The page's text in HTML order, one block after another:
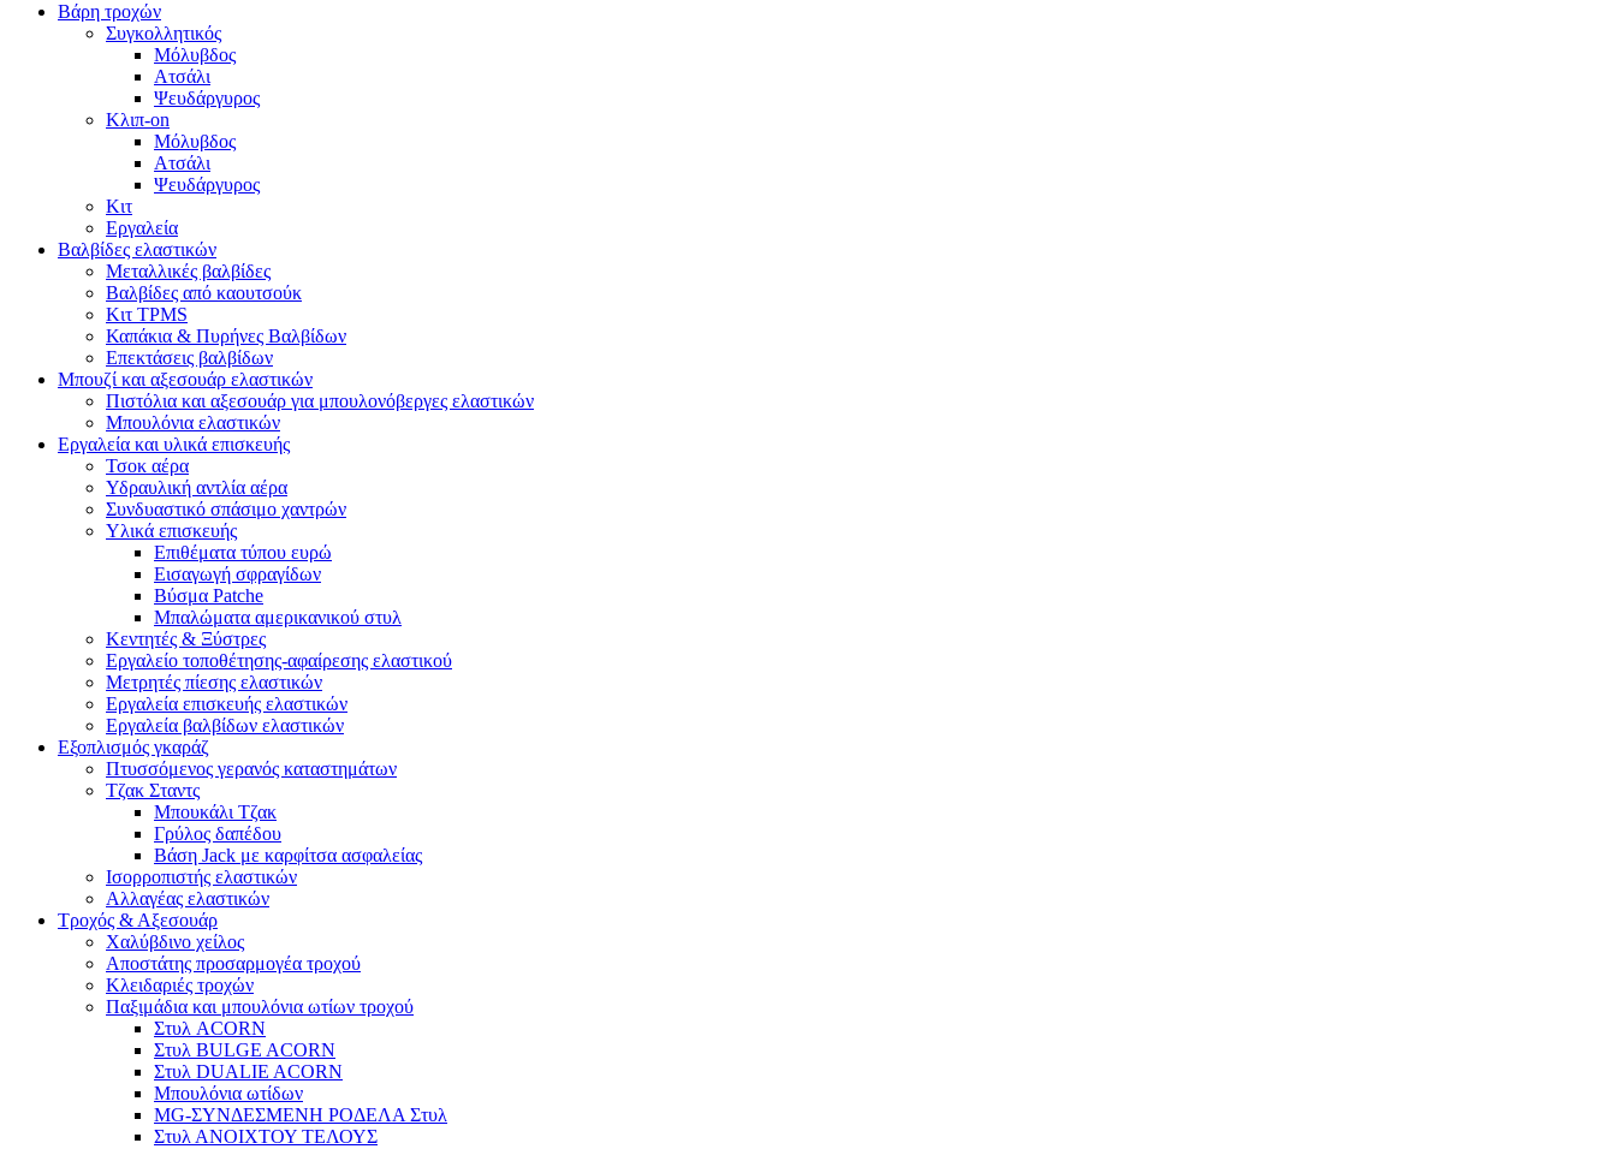
Βάρη τροχών
Συγκολλητικός
Μόλυβδος
Ατσάλι
Ψευδάργυρος
Κλιπ-on
Μόλυβδος
Ατσάλι
Ψευδάργυρος
Κιτ
Εργαλεία
Βαλβίδες ελαστικών
Μεταλλικές βαλβίδες
Βαλβίδες από καουτσούκ
Κιτ TPMS
Καπάκια & Πυρήνες Βαλβίδων
Επεκτάσεις βαλβίδων
Μπουζί και αξεσουάρ ελαστικών
Πιστόλια και αξεσουάρ για μπουλονόβεργες ελαστικών
Μπουλόνια ελαστικών
Εργαλεία και υλικά επισκευής
Τσοκ αέρα
Υδραυλική αντλία αέρα
Συνδυαστικό σπάσιμο χαντρών
Υλικά επισκευής
Επιθέματα τύπου ευρώ
Εισαγωγή σφραγίδων
Βύσμα Patche
Μπαλώματα αμερικανικού στυλ
Κεντητές & Ξύστρες
Εργαλείο τοποθέτησης-αφαίρεσης ελαστικού
Μετρητές πίεσης ελαστικών
Εργαλεία επισκευής ελαστικών
Εργαλεία βαλβίδων ελαστικών
Εξοπλισμός γκαράζ
Πτυσσόμενος γερανός καταστημάτων
Τζακ Σταντς
Μπουκάλι Τζακ
Γρύλος δαπέδου
Βάση Jack με καρφίτσα ασφαλείας
Ισορροπιστής ελαστικών
Αλλαγέας ελαστικών
Τροχός & Αξεσουάρ
Χαλύβδινο χείλος
Αποστάτης προσαρμογέα τροχού
Κλειδαριές τροχών
Παξιμάδια και μπουλόνια ωτίων τροχού
Στυλ ACORN
Στυλ BULGE ACORN
Στυλ DUALIE ACORN
Μπουλόνια ωτίδων
MG-ΣΥΝΔΕΣΜΕΝΗ ΡΟΔΕΛΑ Στυλ
Στυλ ΑΝΟΙΧΤΟΥ ΤΕΛΟΥΣ